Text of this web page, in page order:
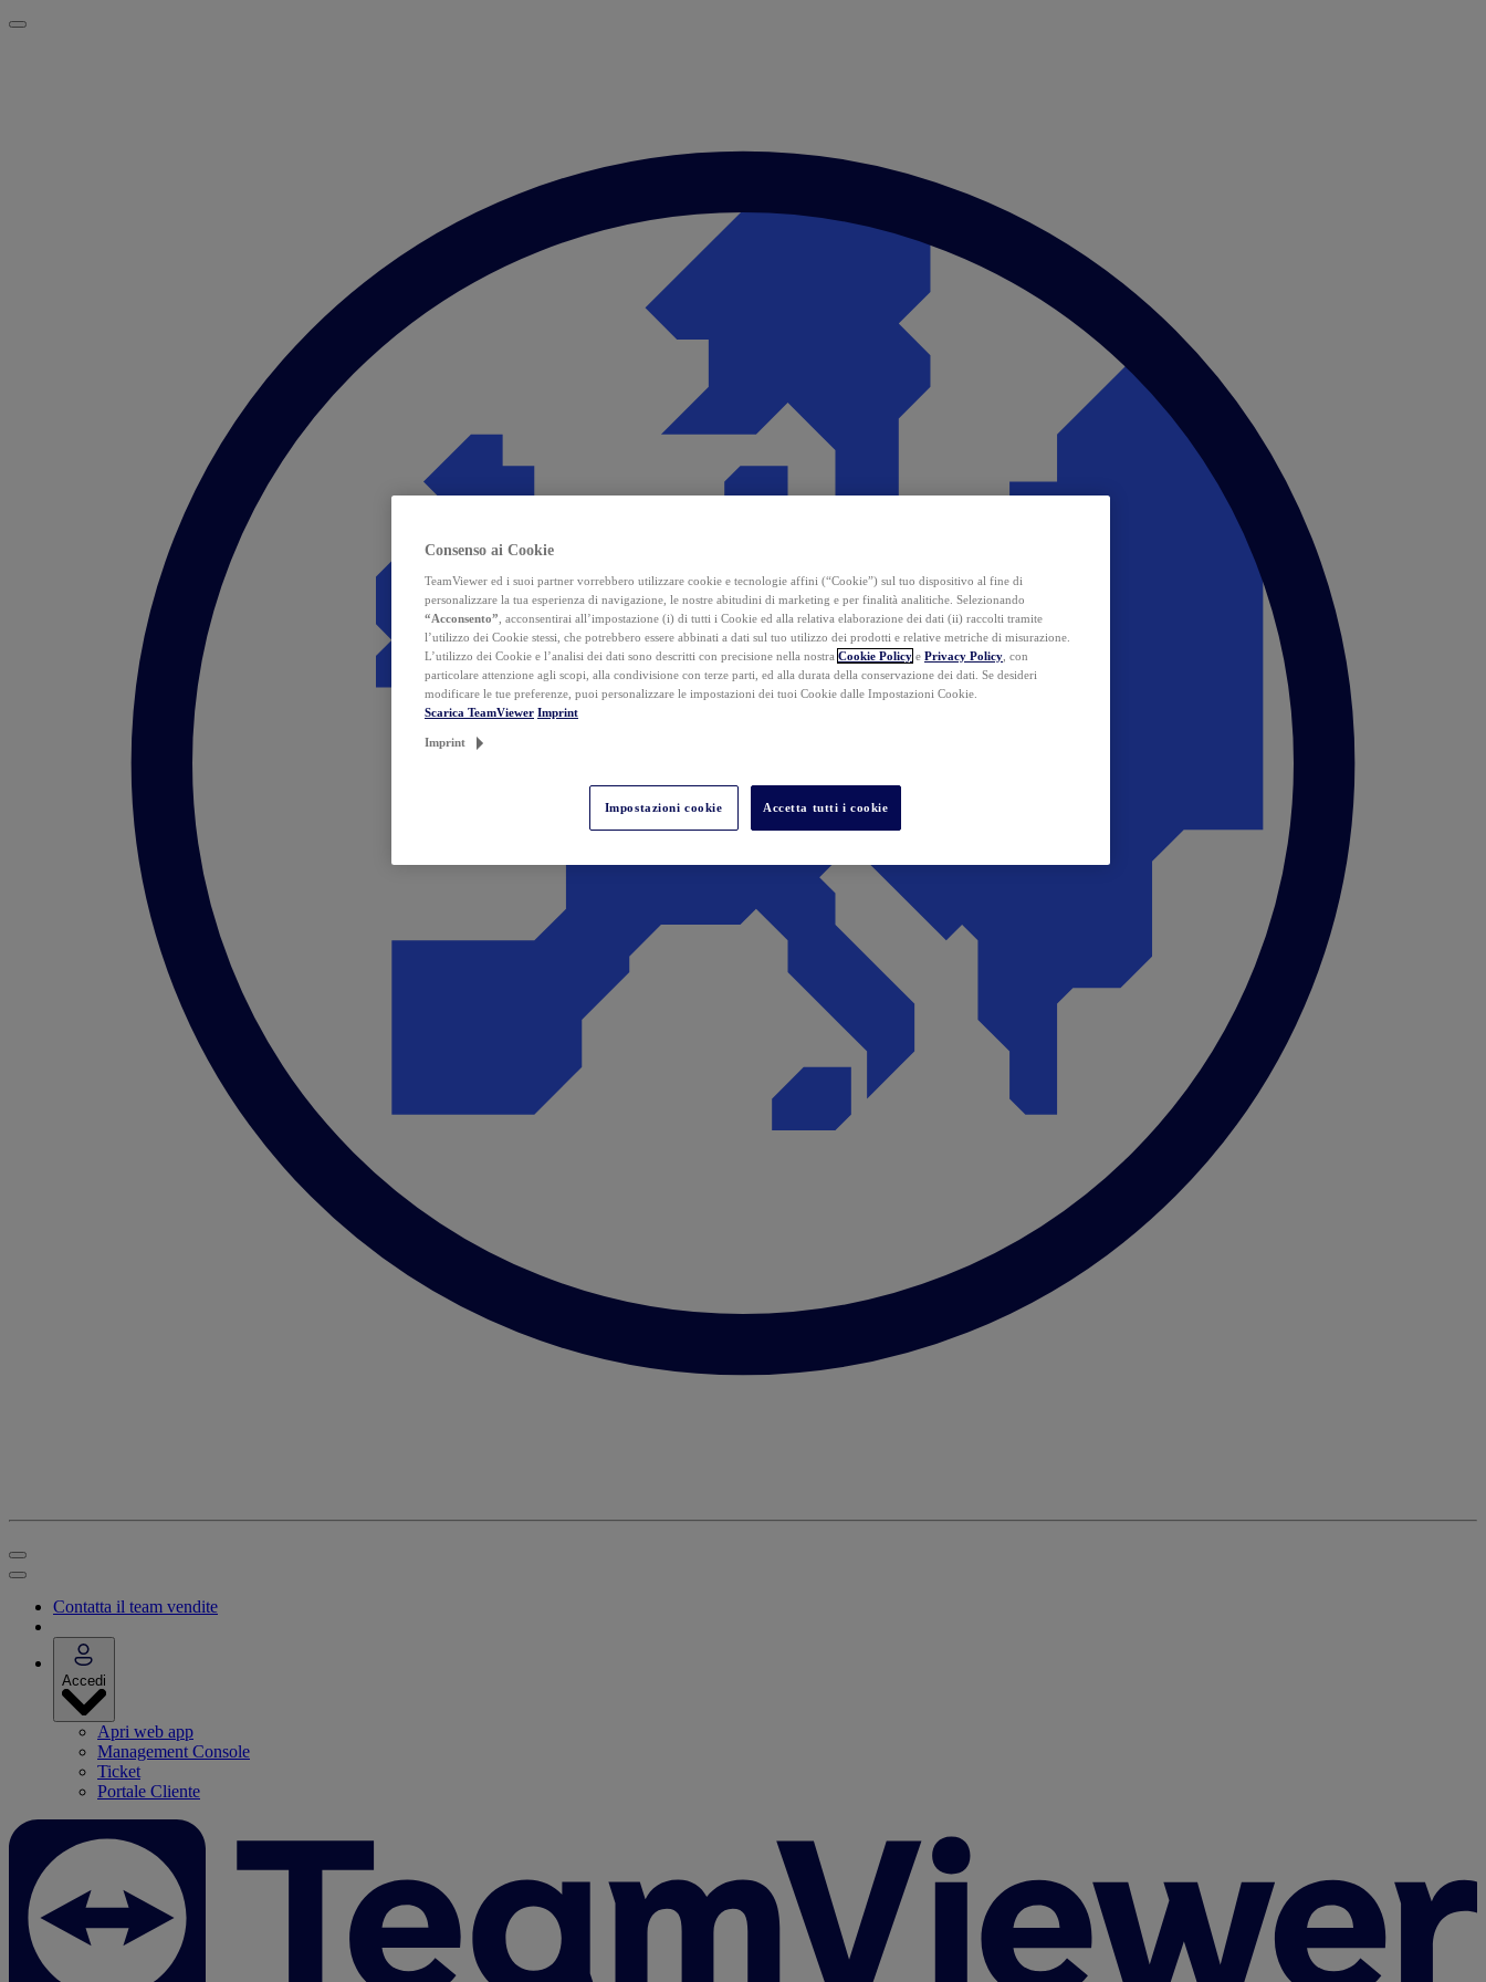
Contatta il team vendite
Accedi
Apri web app
Management Console
Ticket
Portale Cliente
Consenso ai Cookie
TeamViewer ed i suoi partner vorrebbero utilizzare cookie e tecnologie affini (“Cookie”) sul tuo dispositivo al fine di
personalizzare la tua esperienza di navigazione, le nostre abitudini di marketing e per finalità analitiche. Selezionando
“Acconsento” , acconsentirai all’impostazione (i) di tutti i Cookie ed alla relativa elaborazione dei dati (ii) raccolti tramite
l’utilizzo dei Cookie stessi, che potrebbero essere abbinati a dati sul tuo utilizzo dei prodotti e relative metriche di misurazione.
L’utilizzo dei Cookie e l’analisi dei dati sono descritti con precisione nella nostra Cookie Policy e Privacy Policy , con
particolare attenzione agli scopi, alla condivisione con terze parti, ed alla durata della conservazione dei dati. Se desideri
modificare le tue preferenze, puoi personalizzare le impostazioni dei tuoi Cookie dalle Impostazioni Cookie.
Scarica TeamViewer Imprint
Imprint
Impostazioni cookie Accetta tutti i cookie